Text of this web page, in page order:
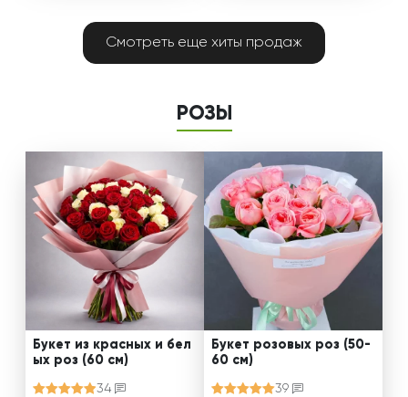
Смотреть еще хиты продаж
РОЗЫ
Букет из красных и бел
ых роз (60 см)
34
Букет розовых роз (50-
60 см)
39